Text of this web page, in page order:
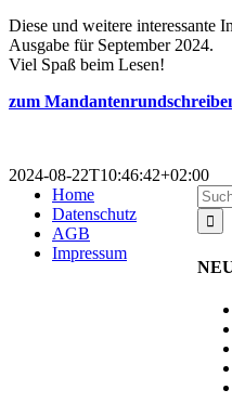
Diese und weitere interessante
Ausgabe für September 2024.
Viel Spaß beim Lesen!
zum
2024-08-22T10:46:42+02:00
nach:
Home
Datenschutz
AGB
Impressum